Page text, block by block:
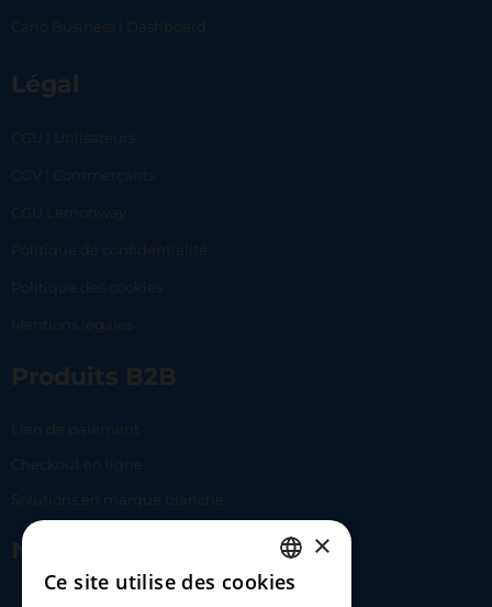
Carlo Business | Dashboard
Légal
CGU | Utilisateurs
CGV | Commerçants
CGU Lemonway
Politique de confidentialité
Politique des cookies
Mentions légales
Produits B2B
Lien de paiement
Checkout en ligne
Solutions en marque blanche
Nous contacter
FRENCH
×
Ce site utilise des cookies